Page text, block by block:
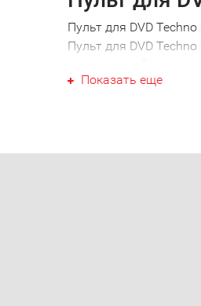
Пульт для DVD
Пульт для DVD
выборе, вы получите
избавиться от
потребуется искать
Выбрать и
Обратившись в наш
Показать еще